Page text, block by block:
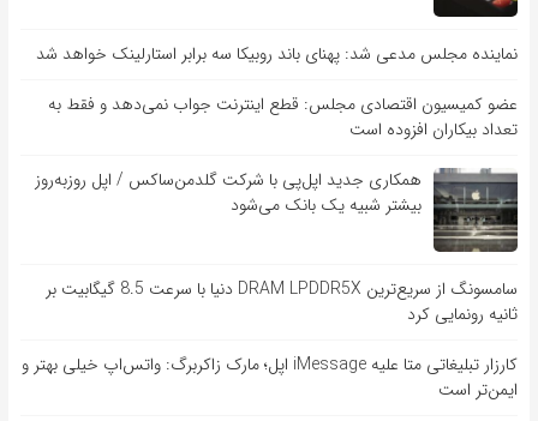
نماینده مجلس مدعی شد: پهنای باند روبیکا سه برابر استارلینک خواهد شد
عضو کمیسیون اقتصادی مجلس: قطع اینترنت جواب نمی‌دهد و فقط به
تعداد بیکاران افزوده است
همکاری جدید اپل‌پی با شرکت گلدمن‌ساکس / اپل روزبه‌روز
بیشتر شبیه یک بانک می‌شود
سامسونگ از سریع‌ترین DRAM LPDDR5X دنیا با سرعت 8.5 گیگابیت بر
ثانیه رونمایی کرد
کارزار تبلیغاتی متا علیه iMessage اپل؛ مارک زاکربرگ: واتس‌اپ خیلی بهتر و
ایمن‌تر است